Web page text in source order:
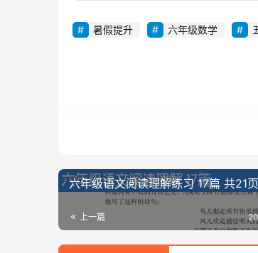
暑假提升 六年级数学
六年级语文阅读理解练习 17篇 共21页
上一篇